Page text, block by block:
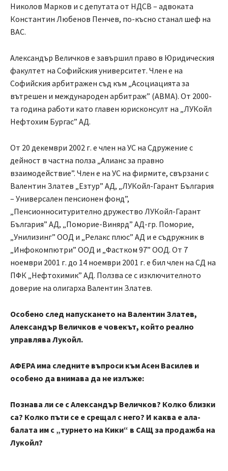
Николов Марков и с депутата от НДСВ – адвоката
Константин Любенов Пенчев, по-късно станал шеф на
ВАС.
Александър Величков е завършил право в Юридическия
факултет на Софийския университет. Член е на
Софийския арбитражен съд към „Асоциацията за
вътрешен и международен арбитраж” (АВМА). От 2000-
та година работи като главен юрисконсулт на „ЛУКойл
Нефтохим Бургас” АД.
От 20 декември 2002 г. е член на УС на Сдружение с
дейност в частна полза „Алианс за правно
взаимодействие”. Член е на УС на фирмите, свързани с
Валентин Златев „Езтур” АД, „ЛУКойл-Гарант България
– Универсален пенсионен фонд”,
„Пенсионноситурително дружество ЛУКойл-Гарант
България” АД, „Поморие-Винярд” АД-гр. Поморие,
„Унилизинг” ООД и „Релакс плюс” АД и е съдружник в
„Инфокомпютри” ООД и „Фастком 97” ООД. От 7
ноември 2001 г. до 14 ноември 2001 г. е бил член на СД на
ПФК „Нефтохимик” АД. Ползва се с изключителното
доверие на олигарха Валентин Златев.
Особено след напускането на Валентин Златев,
Александър Величков е човекът, който реално
управлява Лукойл.
АФЕРА има следните въпроси към Асен Василев и
особено да внимава да не излъже:
Познава ли се с Александър Величков? Колко близки
са? Колко пъти се е срещал с него? И каква е ала-
балата им с „турнето на Кики“ в САЩ за продажба на
Лукойл?